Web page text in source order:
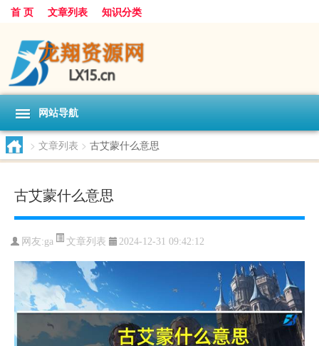
首 页 文章列表 知识分类
网站导航
> 文章列表 > 古艾蒙什么意思
古艾蒙什么意思
网友:ga 文章列表 2024-12-31 09:42:12